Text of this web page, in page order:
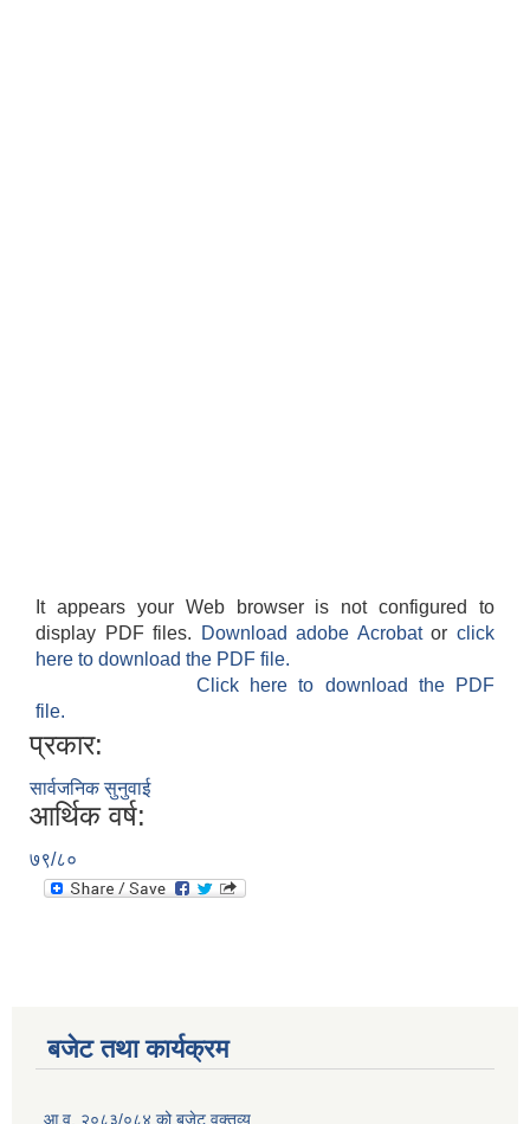
It appears your Web browser is not configured to
display PDF files.
Download adobe Acrobatorclick
here to download the PDF file.
Click here to download the PDF
file.
प्रकार:
सार्वजनिक सुनुवाई
आर्थिक वर्ष:
७९/८०
बजेट तथा कार्यक्रम
आ.व. २०८३/०८४ को बजेट वक्तव्य